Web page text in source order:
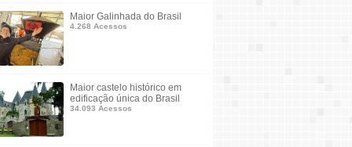
Maior Galinhada do Brasil
4.268 Acessos
Maior castelo histórico em
edificação única do Brasil
34.093 Acessos